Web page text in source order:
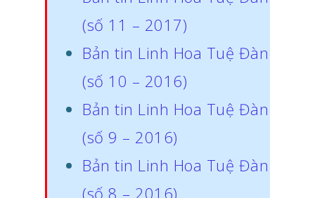
(số 11 – 2017)
Bản tin Linh Hoa Tuệ Đàn
(số 10 – 2016)
Bản tin Linh Hoa Tuệ Đàn
(số 9 – 2016)
Bản tin Linh Hoa Tuệ Đàn
(số 8 – 2016)